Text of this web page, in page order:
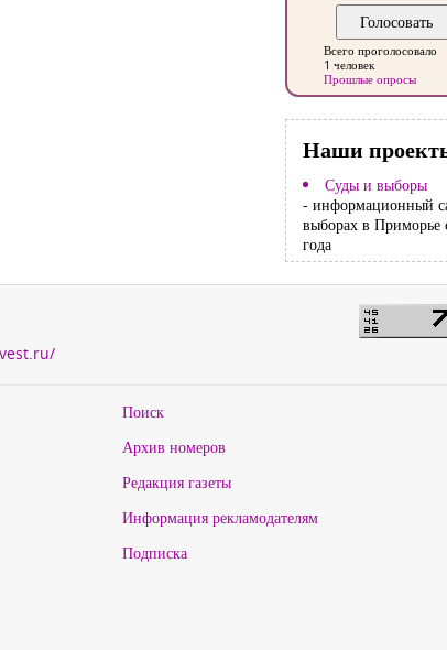
Всего проголосовало
1 человек
Прошлые опросы
Наши
Суды и выборы
- информационный
выборах в Приморье
года
Поиск
Архив номеров
Редакция газеты
Информация рекламодателям
Подписка